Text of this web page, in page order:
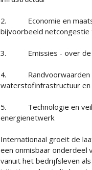
2. Economie en
bijvoorbeeld netcongestie
3. Emissies - over de
4. Randvoorwaarden -
waterstofinfrastructuur en
5. Technologie en
energienetwerk
Internationaal groeit de
een onmisbaar onderdeel
vanuit het bedrijfsleven